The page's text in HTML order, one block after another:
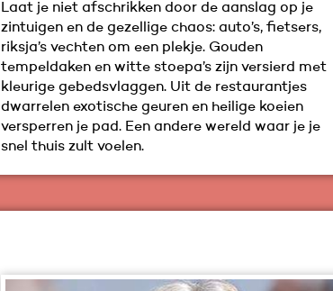
Laat je niet afschrikken door de aanslag op je
zintuigen en de gezellige chaos: auto’s, fietsers,
riksja’s vechten om een plekje. Gouden
tempeldaken en witte stoepa’s zijn versierd met
kleurige gebedsvlaggen. Uit de restaurantjes
dwarrelen exotische geuren en heilige koeien
versperren je pad. Een andere wereld waar je je
snel thuis zult voelen.